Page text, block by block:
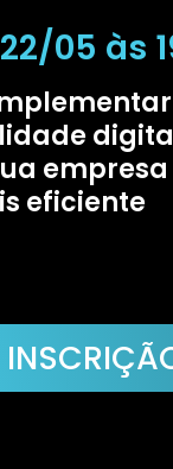
05 às
empresa
eficiente